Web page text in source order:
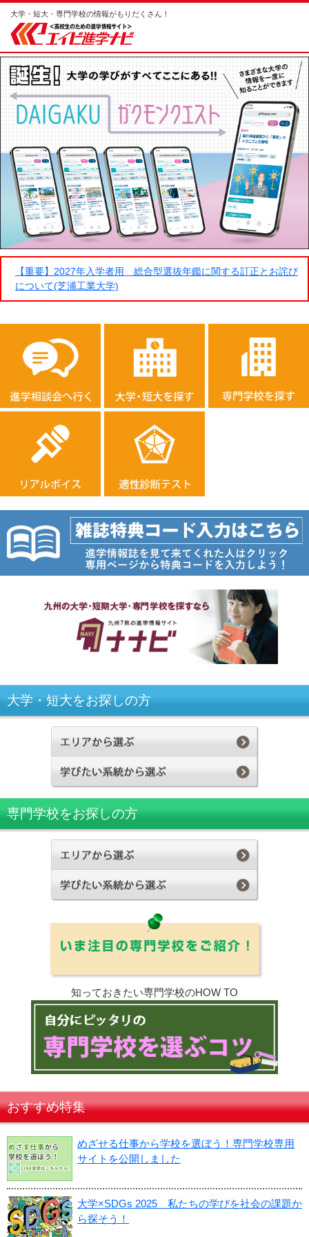
大学・短大・専門学校の情報がもりだくさん！
【重要】2027年入学者用 総合型選抜年鑑に関する訂正とお詫び
について(芝浦工業大学)
大学・短大をお探しの方
専門学校をお探しの方
知っておきたい専門学校のHOW TO
おすすめ特集
めざせる仕事から学校を選ぼう！専門学校専用
サイトを公開しました
大学×SDGs 2025 私たちの学びを社会の課題か
ら探そう！